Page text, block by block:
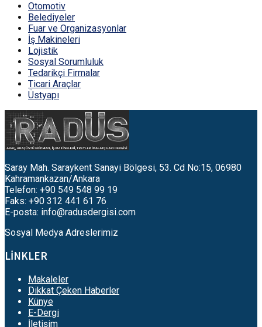
Otomotiv
Belediyeler
Fuar ve Organizasyonlar
İş Makineleri
Lojistik
Sosyal Sorumluluk
Tedarikçi Firmalar
Ticari Araçlar
Üstyapı
Saray Mah. Saraykent Sanayi Bölgesi, 53. Cd No:15, 06980
Kahramankazan/Ankara
Telefon: +90 549 548 99 19
Faks: +90 312 441 61 76
E-posta: info@radusdergisi.com
Sosyal Medya Adreslerimiz
LİNKLER
Makaleler
Dikkat Çeken Haberler
Künye
E-Dergi
İletişim